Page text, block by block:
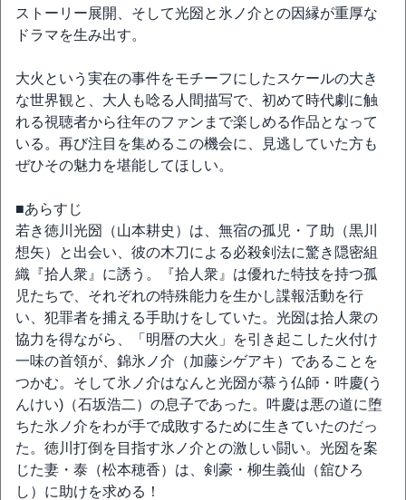
ストーリー展開、そして光圀と氷ノ介との因縁が重厚な
ドラマを生み出す。
大火という実在の事件をモチーフにしたスケールの大き
な世界観と、大人も唸る人間描写で、初めて時代劇に触
れる視聴者から往年のファンまで楽しめる作品となって
いる。再び注目を集めるこの機会に、見逃していた方も
ぜひその魅力を堪能してほしい。
■あらすじ
若き徳川光圀（山本耕史）は、無宿の孤児・了助（黒川
想矢）と出会い、彼の木刀による必殺剣法に驚き隠密組
織『拾人衆』に誘う。『拾人衆』は優れた特技を持つ孤
児たちで、それぞれの特殊能力を生かし諜報活動を行
い、犯罪者を捕える手助けをしていた。光圀は拾人衆の
協力を得ながら、「明暦の大火」を引き起こした火付け
一味の首領が、錦氷ノ介（加藤シゲアキ）であることを
つかむ。そして氷ノ介はなんと光圀が慕う仏師・吽慶(う
んけい)（石坂浩二）の息子であった。吽慶は悪の道に堕
ちた氷ノ介をわが手で成敗するために生きていたのだっ
た。徳川打倒を目指す氷ノ介との激しい闘い。光圀を案
じた妻・泰（松本穂香）は、剣豪・柳生義仙（舘ひろ
し）に助けを求める！